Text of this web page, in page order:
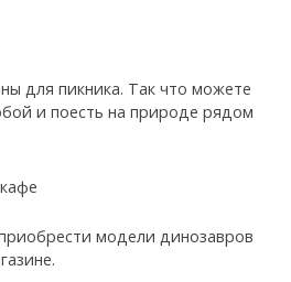
для пикника. Так что можете
и поесть на природе рядом
модели динозавров